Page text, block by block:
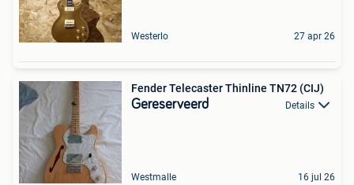
Westerlo 27 apr 26
Fender Telecaster Thinline TN72 (CIJ)
Gereserveerd Details
Westmalle 16 jul 26